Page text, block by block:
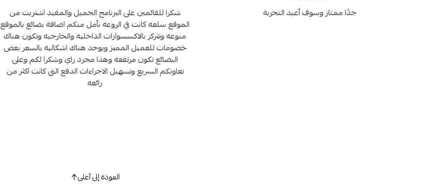
جدًا ممتاز وسوف أعيد التجربة
شكرا للقائمين على البرنامج الجميل والمفيد اشتريت من
الموقع سلعه كانت في الروعه نأمل منكم اضافة بضائع بالموقع
منوعه وتتركز بالاكسسوارات الداخليه والخارجيه وتكون هناك
خصومات للعميل المميز ويوجد هناك اشكاليه بالسعر بعض
البضائع تكون مرتفعه وهذا مجرد راي وشكرا لكم وعلى
تعاونكم السريع وتسهيل الاجراءات الدفع التي كانت اكثر من
رائعه
العودة إلى أعلى